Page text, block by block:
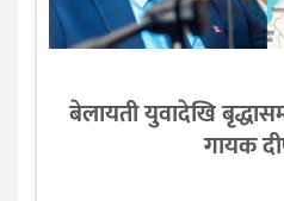
बेलायती युवादेखि
गायक